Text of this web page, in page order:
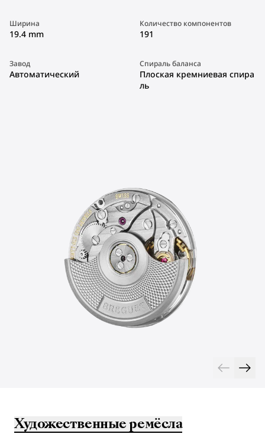
Ширина
19.4 mm
Количество компонентов
191
Завод
Автоматический
Спираль баланса
Плоская кремниевая спира
ль
Художественные ремёсла